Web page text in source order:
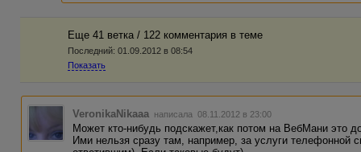
Еще 41 ветка / 122 комментария в темe
Последний: 01.09.2012 в 08:54
Показать
VeronikaNikaaa написала 08.11.2012 в 23:00
Может кто-нибудь подскажет,как потом на ВебМани это
Ими нельзя сразу там, например, за услуги телефонной